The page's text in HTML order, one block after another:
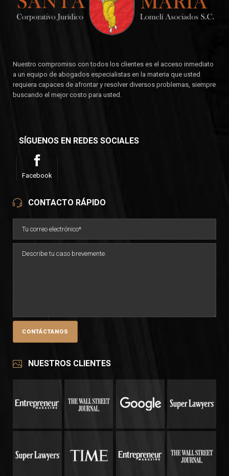
Nuestro compromiso con todos los clientes es el acceso inmediato
a un equipo de abogados especialistas en la materia que usted
requiera capaces de afrontar y resolver diversos problemas, siempre
buscando el mejor costo para usted.
SÍGUENOS EN REDES SOCIALES
Facebook
CONTACTO RÁPIDO
NUESTROS CLIENTES